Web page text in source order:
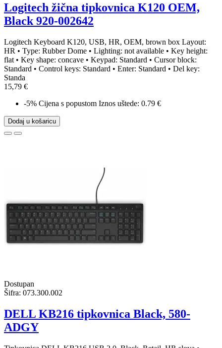
Logitech žična tipkovnica K120 OEM,
Black 920-002642
Logitech Keyboard K120, USB, HR, OEM, brown box Layout:
HR • Type: Rubber Dome • Lighting: not available • Key height:
flat • Key shape: concave • Keypad: Standard • Cursor block:
Standard • Control keys: Standard • Enter: Standard • Del key:
Standa
15,79 €
-5% Cijena s popustom Iznos uštede: 0.79 €
Dodaj u košaricu
Dostupan
Šifra: 073.300.002
DELL KB216 tipkovnica Black, 580-
ADGY